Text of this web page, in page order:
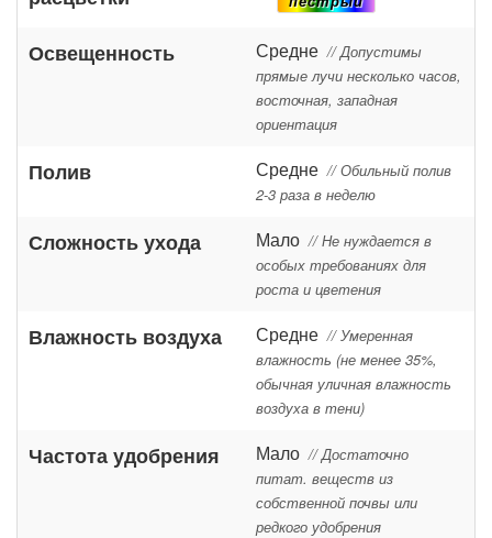
Освещенность Средне // Допустимы
прямые лучи несколько часов,
восточная, западная
ориентация
Полив Средне // Обильный полив
2-3 раза в неделю
Сложность ухода Мало // Не нуждается в
особых требованиях для
роста и цветения
Влажность воздуха Средне // Умеренная
влажность (не менее 35%,
обычная уличная влажность
воздуха в тени)
Частота удобрения Мало // Достаточно
питат. веществ из
собственной почвы или
редкого удобрения